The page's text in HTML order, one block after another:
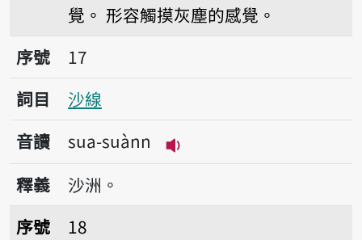
覺。 形容觸摸灰塵的感覺。
序號17沙線
序號
17
詞目
沙線
音讀
sua-suànn
播放音讀sua-suànn
釋義
沙洲。
序號18沙挑
序號
18